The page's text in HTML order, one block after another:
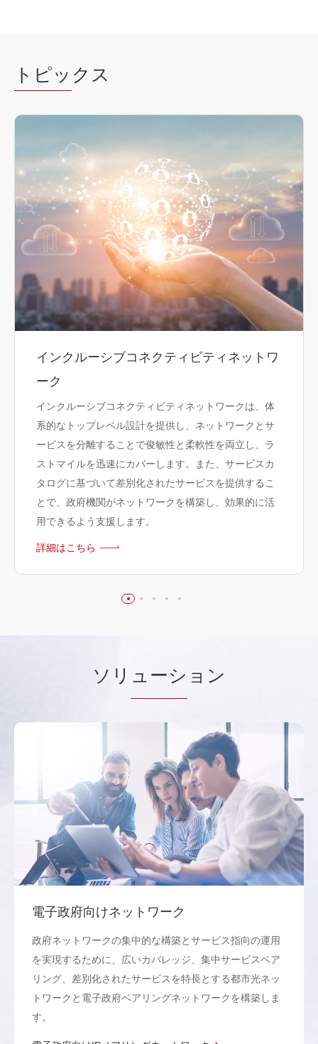
トピッ クス
インクルーシブコネクティビティネットワ
ーク
インクルーシブコネクティビティネットワークは、体
系的なトップレベル設計を提供し、ネットワークとサ
ービスを分離することで俊敏性と柔軟性を両立し、ラ
ストマイルを迅速にカバーします。また、サービスカ
タログに基づいて差別化されたサービスを提供するこ
とで、政府機関がネットワークを構築し、効果的に活
用できるよう支援します。
詳細はこちら
ソリ ューシ ョン
電子政府向けネットワーク
政府ネットワークの集中的な構築とサービス指向の運用
を実現するために、広いカバレッジ、集中サービスベア
リング、差別化されたサービスを特長とする都市光ネッ
トワークと電子政府ベアリングネットワークを構築しま
す。